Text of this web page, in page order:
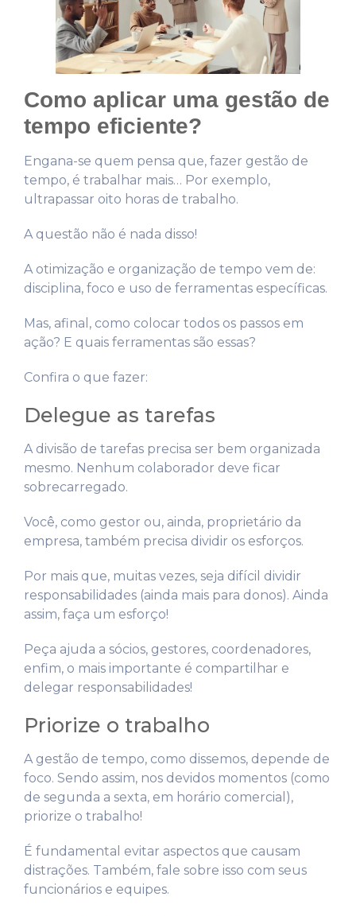
Como aplicar uma gestão de
tempo eficiente?
Engana-se quem pensa que, fazer gestão de
tempo, é trabalhar mais… Por exemplo,
ultrapassar oito horas de trabalho.
A questão não é nada disso!
A otimização e organização de tempo vem de:
disciplina, foco e uso de ferramentas específicas.
Mas, afinal, como colocar todos os passos em
ação? E quais ferramentas são essas?
Confira o que fazer:
Delegue as tarefas
A divisão de tarefas precisa ser bem organizada
mesmo. Nenhum colaborador deve ficar
sobrecarregado.
Você, como gestor ou, ainda, proprietário da
empresa, também precisa dividir os esforços.
Por mais que, muitas vezes, seja difícil dividir
responsabilidades (ainda mais para donos). Ainda
assim, faça um esforço!
Peça ajuda a sócios, gestores, coordenadores,
enfim, o mais importante é compartilhar e
delegar responsabilidades!
Priorize o trabalho
A gestão de tempo, como dissemos, depende de
foco. Sendo assim, nos devidos momentos (como
de segunda a sexta, em horário comercial),
priorize o trabalho!
É fundamental evitar aspectos que causam
distrações. Também, fale sobre isso com seus
funcionários e equipes.